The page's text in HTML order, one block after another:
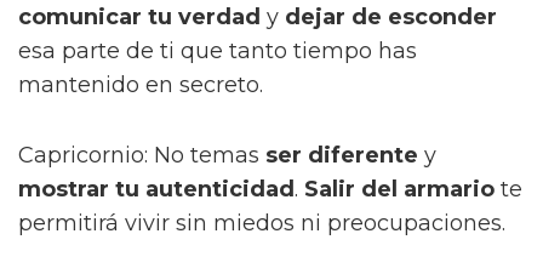
comunicar tu verdad y dejar de esconder
esa parte de ti que tanto tiempo has
mantenido en secreto.
Capricornio: No temas ser diferente y
mostrar tu autenticidad . Salir del armario te
permitirá vivir sin miedos ni preocupaciones.